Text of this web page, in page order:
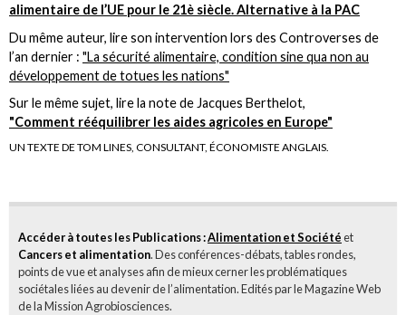
alimentaire de l’UE pour le 21è siècle. Alternative à la PAC
Du même auteur, lire son intervention lors des Controverses de
l’an dernier : "La sécurité alimentaire, condition sine qua non au
développement de totues les nations"
Sur le même sujet, lire la note de Jacques Berthelot,
"Comment rééquilibrer les aides agricoles en Europe"
UN TEXTE DE TOM LINES, CONSULTANT, ÉCONOMISTE ANGLAIS.
Accéder à toutes les Publications :Alimentation et Sociétéet
Cancers et alimentation. Des conférences-débats, tables rondes,
points de vue et analyses afin de mieux cerner les problématiques
sociétales liées au devenir de l’alimentation. Edités par le Magazine Web
de la Mission Agrobiosciences.